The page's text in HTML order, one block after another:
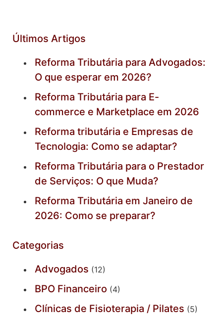
Últimos Artigos
Reforma Tributária para Advogados:
O que esperar em 2026?
Reforma Tributária para E-
commerce e Marketplace em 2026
Reforma tributária e Empresas de
Tecnologia: Como se adaptar?
Reforma Tributária para o Prestador
de Serviços: O que Muda?
Reforma Tributária em Janeiro de
2026: Como se preparar?
Categorias
Advogados (12)
BPO Financeiro (4)
Clínicas de Fisioterapia / Pilates (5)